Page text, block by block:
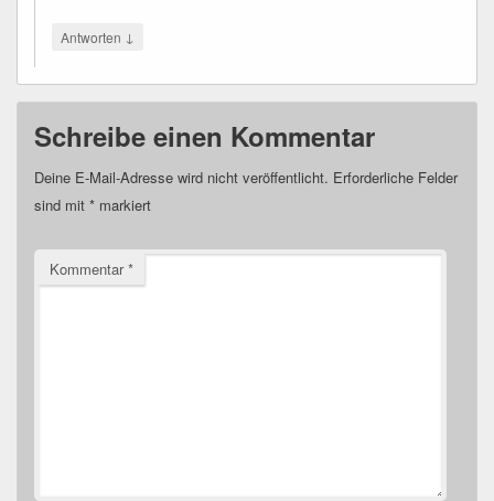
Antworten ↓
Schreibe einen Kommentar
Deine E-Mail-Adresse wird nicht veröffentlicht. Erforderliche Felder
sind mit * markiert
Kommentar*